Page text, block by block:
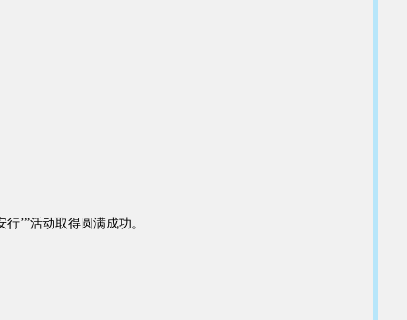
’”活动取得圆满成功。